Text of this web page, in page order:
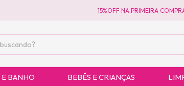
15%OFF NA PRIMEIRA
BANHO BEBÊS E CRIANÇAS